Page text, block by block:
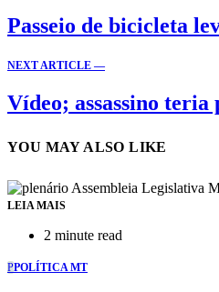
Passeio de bicicleta
NEXT ARTICLE —
Vídeo; assassino
YOU MAY ALSO LIKE
LEIA MAIS
2 minute read
PPOLÍTICA MT